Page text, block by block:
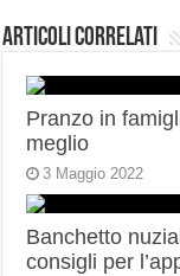
Articoli correlati
Pranzo in
meglio
3 Maggio 2022
Banchetto
consigli per